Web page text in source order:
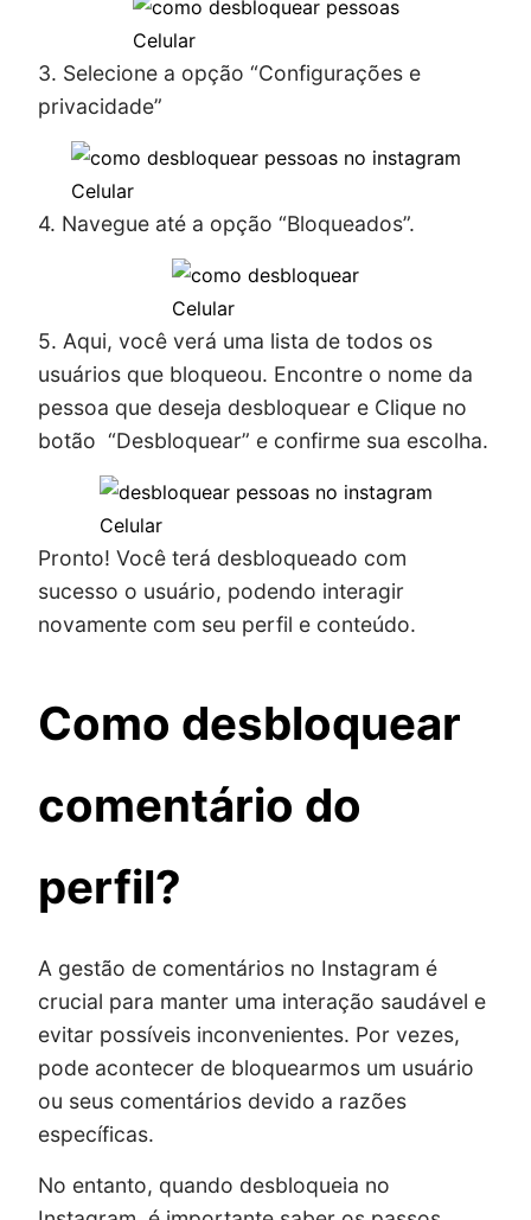
Celular
3. Selecione a opção “Configurações e
privacidade”
Celular
4. Navegue até a opção “Bloqueados”.
Celular
5. Aqui, você verá uma lista de todos os
usuários que bloqueou. Encontre o nome da
pessoa que deseja desbloquear e Clique no
botão “Desbloquear” e confirme sua escolha.
Celular
Pronto! Você terá desbloqueado com
sucesso o usuário, podendo interagir
novamente com seu perfil e conteúdo.
Como desbloquear
comentário do
perfil?
A gestão de comentários no Instagram é
crucial para manter uma interação saudável e
evitar possíveis inconvenientes. Por vezes,
pode acontecer de bloquearmos um usuário
ou seus comentários devido a razões
específicas.
No entanto, quando desbloqueia no